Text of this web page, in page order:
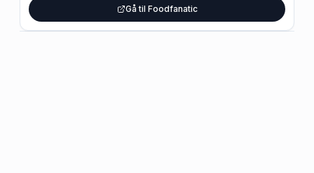
Gå til Foodfanatic